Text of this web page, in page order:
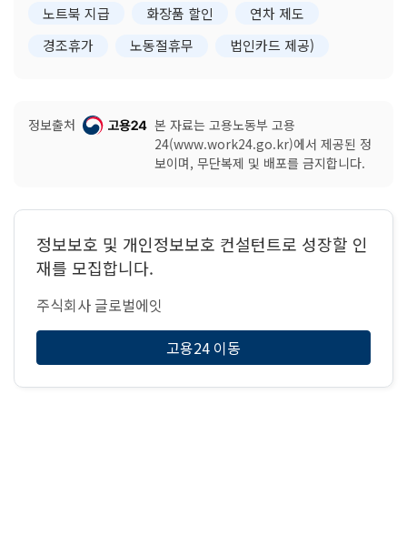
노트북 지급
화장품 할인
연차 제도
경조휴가
노동절휴무 법인카드 제공)
정보출처
본 자료는 고용노동부 고용
24(www.work24.go.kr)에서 제공된 정
보이며, 무단복제 및 배포를 금지합니다.
정보보호 및 개인정보보호 컨설턴트로 성장할 인
재를 모집합니다.
주식회사 글로벌에잇
고용24 이동